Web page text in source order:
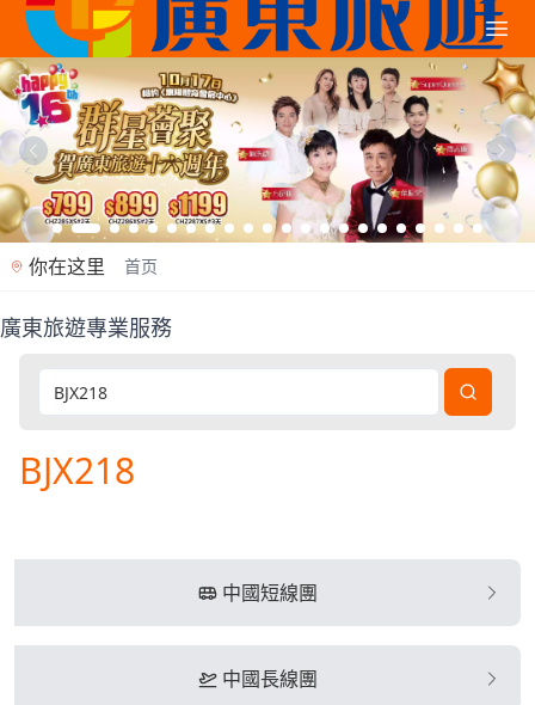
你在这里 首页
廣東旅遊專業服務
廣東旅遊是香港專業旅行社（牌照353362），2012年重塑品
BJX218
中國短線團
中國長線團